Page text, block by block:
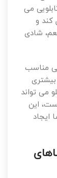
می
کند و
شادی
مناسب
می تواند
این
ایجاد